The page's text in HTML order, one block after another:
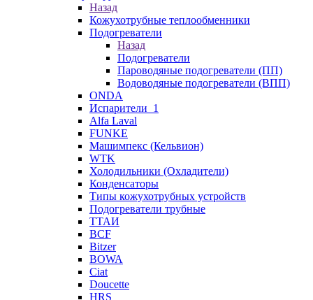
Назад
Кожухотрубные теплообменники
Подогреватели
Назад
Подогреватели
Пароводяные подогреватели (ПП)
Водоводяные подогреватели (ВПП)
ONDA
Испарители_1
Alfa Laval
FUNKE
Машимпекс (Кельвион)
WTK
Холодильники (Охладители)
Конденсаторы
Типы кожухотрубных устройств
Подогреватели трубные
ТТАИ
BCF
Bitzer
BOWA
Ciat
Doucette
HRS